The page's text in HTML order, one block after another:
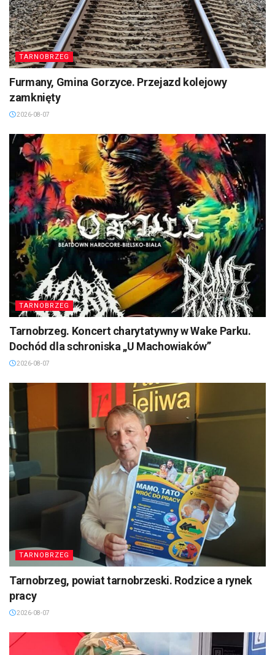
TARNOBRZEG
Furmany, Gmina Gorzyce. Przejazd kolejowy
zamknięty
2026-08-07
TARNOBRZEG
Tarnobrzeg. Koncert charytatywny w Wake Parku.
Dochód dla schroniska „U Machowiaków”
2026-08-07
TARNOBRZEG
Tarnobrzeg, powiat tarnobrzeski. Rodzice a rynek
pracy
2026-08-07